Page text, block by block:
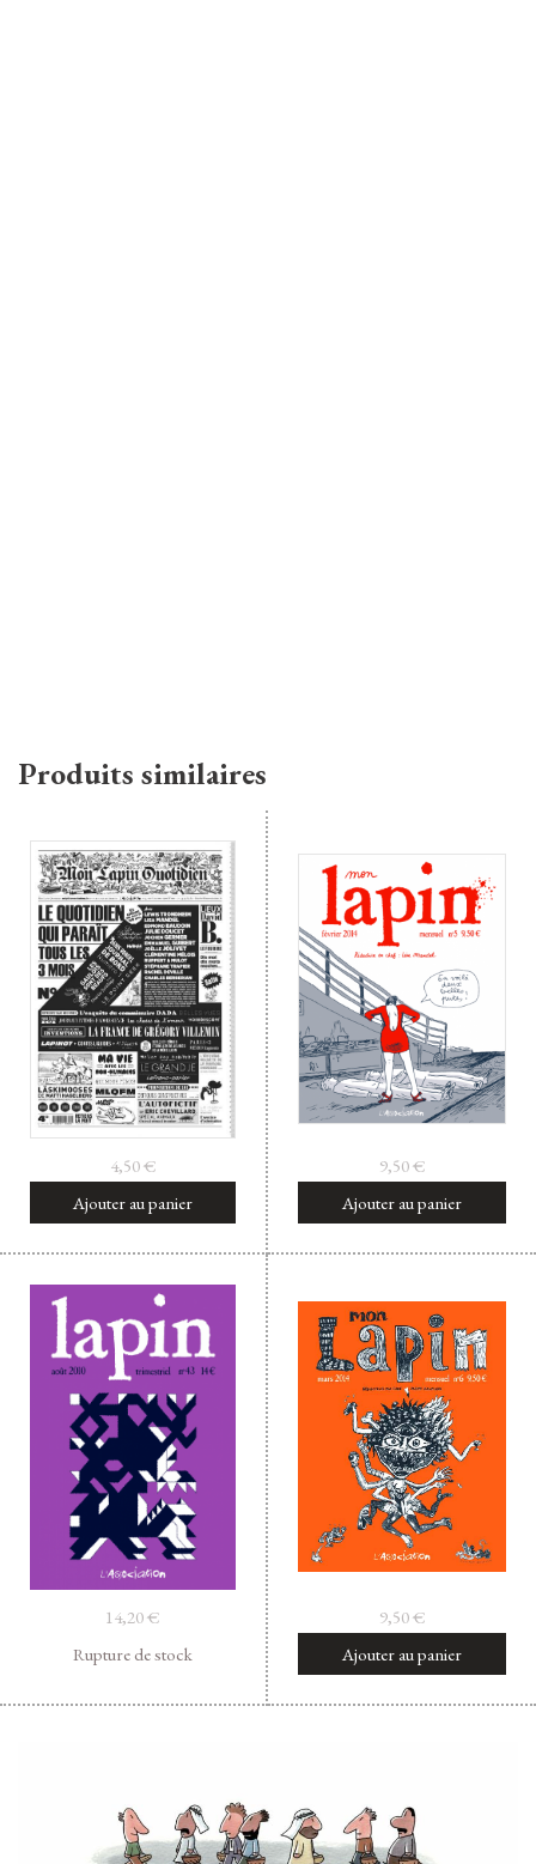
Produits similaires
4,50€
Ajouter au panier
9,50€
Ajouter au panier
14,20€
Rupture de stock
9,50€
Ajouter au panier